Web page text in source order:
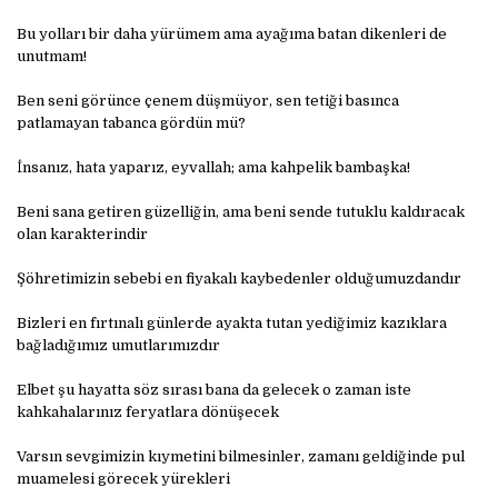
Bu yolları bir daha yürümem ama ayağıma batan dikenleri de
unutmam!
Ben seni görünce çenem düşmüyor, sen tetiği basınca
patlamayan tabanca gördün mü?
İnsanız, hata yaparız, eyvallah; ama kahpelik bambaşka!
Beni sana getiren güzelliğin, ama beni sende tutuklu kaldıracak
olan karakterindir
Şöhretimizin sebebi en fiyakalı kaybedenler olduğumuzdandır
Bizleri en fırtınalı günlerde ayakta tutan yediğimiz kazıklara
bağladığımız umutlarımızdır
Elbet şu hayatta söz sırası bana da gelecek o zaman iste
kahkahalarınız feryatlara dönüşecek
Varsın sevgimizin kıymetini bilmesinler, zamanı geldiğinde pul
muamelesi görecek yürekleri